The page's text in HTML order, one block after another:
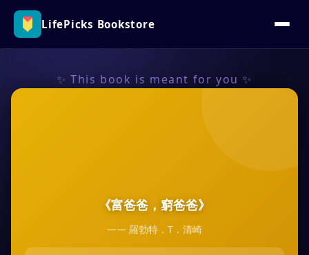
LifePicks Bookstore
✨ This book is meant for you ✨
《富爸爸，窮爸爸》
—— 羅勃特．T．清崎